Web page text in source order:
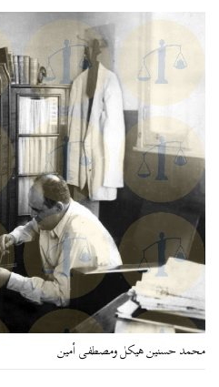
محمد حسنين هيكل ومصطفى أمين